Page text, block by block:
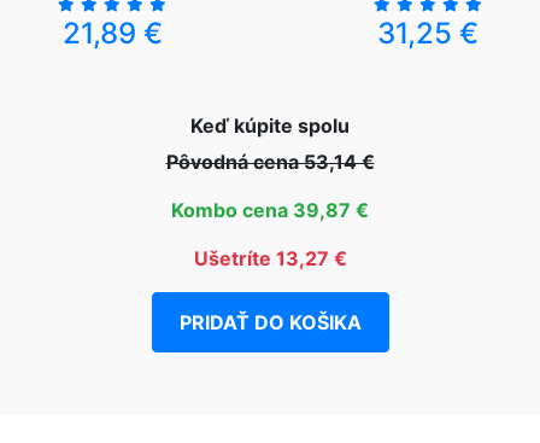
21,89 € 31,25 €
Keď kúpite spolu
Pôvodná cena 53,14 €
Kombo cena 39,87 €
Ušetríte 13,27 €
PRIDAŤ DO KOŠIKA